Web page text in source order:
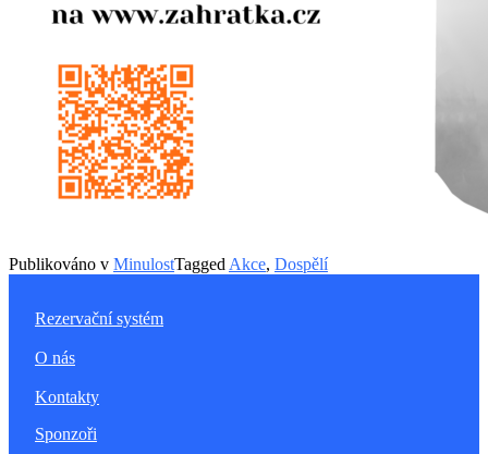
Publikováno v MinulostTagged Akce, Dospělí
Rezervační systém
O nás
Kontakty
Sponzoři